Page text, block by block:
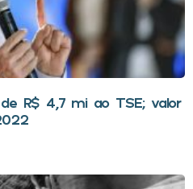
R$ 4,7 mi ao TSE; valor